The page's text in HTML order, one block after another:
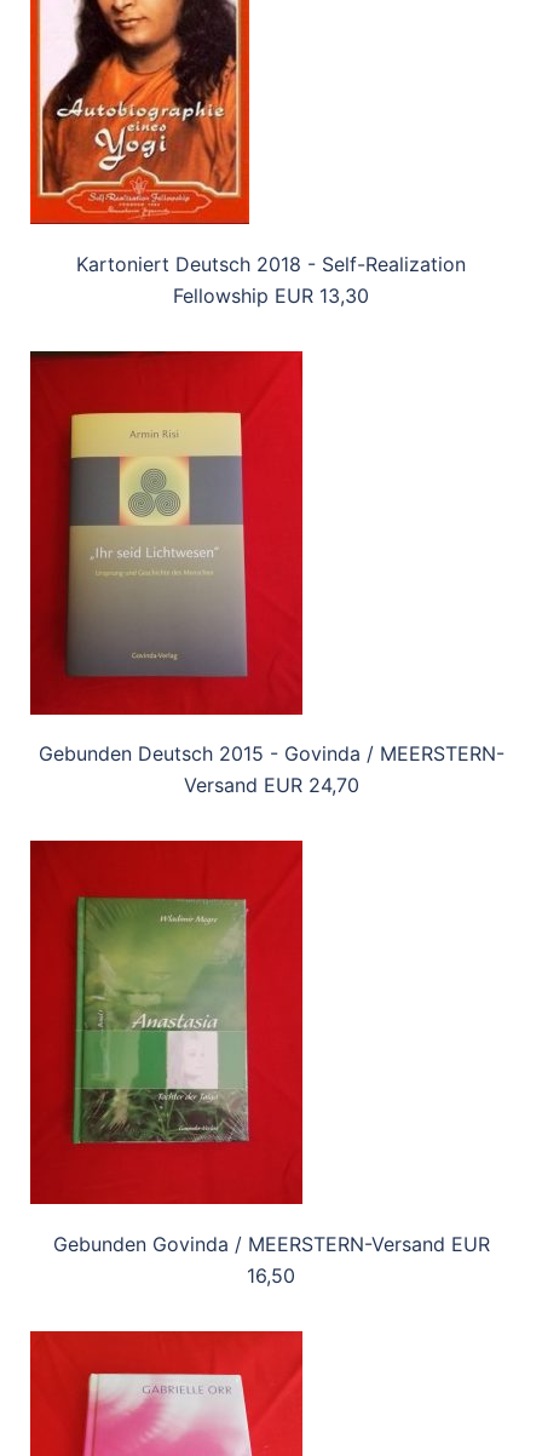
Kartoniert Deutsch 2018 - Self-Realization
Fellowship EUR 13,30
Gebunden Deutsch 2015 - Govinda / MEERSTERN-
Versand EUR 24,70
Gebunden Govinda / MEERSTERN-Versand EUR
16,50